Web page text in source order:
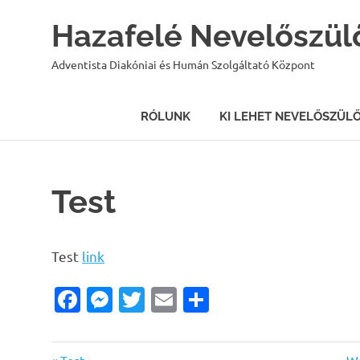
Hazafelé
Adventista Diakóniai és Humán Szolgáltató Központ
RÓLUNK KI LEHET
Test
Test link
Facebook
Messenger
Twitter
Email